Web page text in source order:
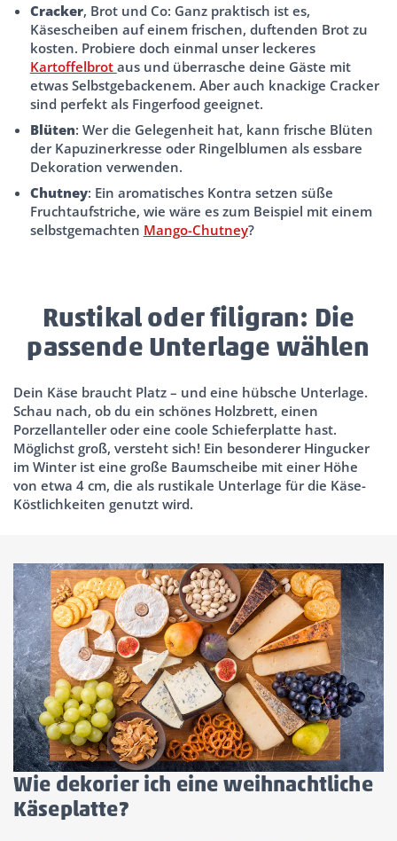
Cracker, Brot und Co: Ganz praktisch ist es,
Käsescheiben auf einem frischen, duftenden Brot zu
kosten. Probiere doch einmal unser leckeres
Kartoffelbrot aus und überrasche deine Gäste mit
etwas Selbstgebackenem. Aber auch knackige Cracker
sind perfekt als Fingerfood geeignet.
Blüten: Wer die Gelegenheit hat, kann frische Blüten
der Kapuzinerkresse oder Ringelblumen als essbare
Dekoration verwenden.
Chutney: Ein aromatisches Kontra setzen süße
Fruchtaufstriche, wie wäre es zum Beispiel mit einem
selbstgemachten Mango-Chutney?
Rustikal oder filigran: Die
passende Unterlage wählen
Dein Käse braucht Platz – und eine hübsche Unterlage.
Schau nach, ob du ein schönes Holzbrett, einen
Porzellanteller oder eine coole Schieferplatte hast.
Möglichst groß, versteht sich! Ein besonderer Hingucker
im Winter ist eine große Baumscheibe mit einer Höhe
von etwa 4 cm, die als rustikale Unterlage für die Käse-
Köstlichkeiten genutzt wird.
Wie dekorier ich eine weihnachtliche
Käseplatte?